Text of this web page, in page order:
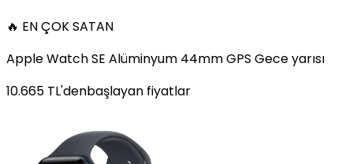
🔥 EN ÇOK SATAN
Apple Watch SE Alüminyum 44mm GPS Gece yarısı
10.665 TL'denbaşlayan fiyatlar